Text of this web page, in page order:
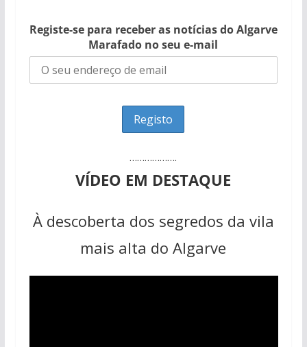
Registe-se para receber as notícias do Algarve
Marafado no seu e-mail
……………….
VÍDEO EM DESTAQUE
À descoberta dos segredos da vila
mais alta do Algarve